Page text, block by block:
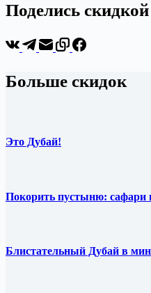
Поделись
Больше скидок
Это Дубай!
Покорить пустыню: сафари
Блистательный Дубай в